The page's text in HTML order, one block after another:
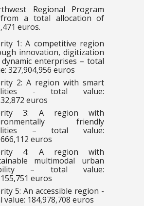
Regional Program
from a total allocation of
euros.
1: A competitive region
innovation, digitization
enterprises – total
327,904,956 euros
2: A region with smart
- total value:
euros
3: A region with
friendly
– total value:
euros
4: A region with
multimodal urban
– total value:
euros
5: An accessible region -
value: 184,978,708 euros